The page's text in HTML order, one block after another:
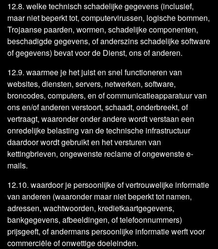
12.8. welke technisch schadelijke gegevens (inclusief,
maar niet beperkt tot, computervirussen, logische bommen,
Trojaanse paarden, wormen, schadelijke componenten,
beschadigde gegevens, of anderszins schadelijke software
of gegevens) bevat voor de Dienst, ons of anderen.
12.9. waarmee je het juist en snel functioneren van
websites, diensten, servers, netwerken, software,
broncodes, computers, en of communicatieapparatuur van
ons en/of anderen verstoort, schaadt, onderbreekt, of
vertraagt, waaronder onder andere wordt verstaan een
onredelijke belasting van de technische infrastructuur
daardoor wordt gebruikt en het versturen van
kettingbrieven, ongewenste reclame of ongewenste e-
mails.
12.10. waardoor je persoonlijke of vertrouwelijke informatie
van anderen (waaronder maar niet beperkt tot namen,
adressen, wachtwoorden, kredietkaartgegevens,
bankgegevens, afbeeldingen, of telefoonnummers)
prijsgeeft, of andermans persoonlijke informatie werft voor
commerciële of onwettige doeleinden.